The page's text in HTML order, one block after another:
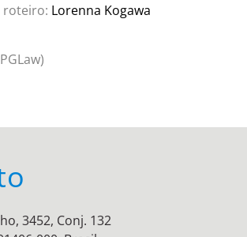
roteiro: Lorenna Kogawa
3452, Conj. 132